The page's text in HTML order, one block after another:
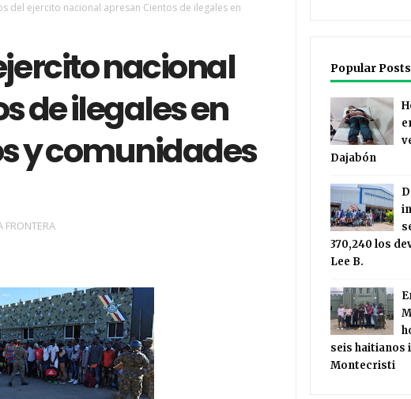
del ejercito nacional apresan Cientos de ilegales en
nacional
de ilegales en
y comunidades
FRONTERA
Popular Posts
Dajabón
370,240 los
Lee B.
seis haitianos
Montecristi